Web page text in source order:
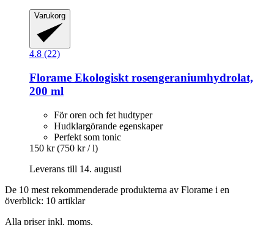
Varukorg
4.8 (22)
Florame Ekologiskt rosengeraniumhydrolat,
200 ml
För oren och fet hudtyper
Hudklargörande egenskaper
Perfekt som tonic
150 kr (750 kr / l)
Leverans till 14. augusti
De 10 mest rekommenderade produkterna av Florame i en
överblick: 10 artiklar
Alla priser inkl. moms.